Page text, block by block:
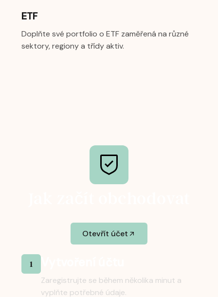
ETF
Doplňte své portfolio o ETF zaměřená na různé
sektory, regiony a třídy aktiv.
Otevřít účet
1
Zaregistrujte se během několika minut a
vyplňte potřebné údaje.